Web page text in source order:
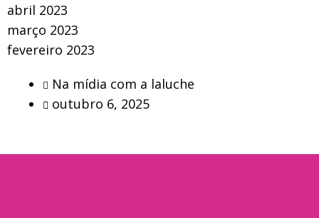
abril 2023
março 2023
fevereiro 2023
Na mídia com a laluche
outubro 6, 2025